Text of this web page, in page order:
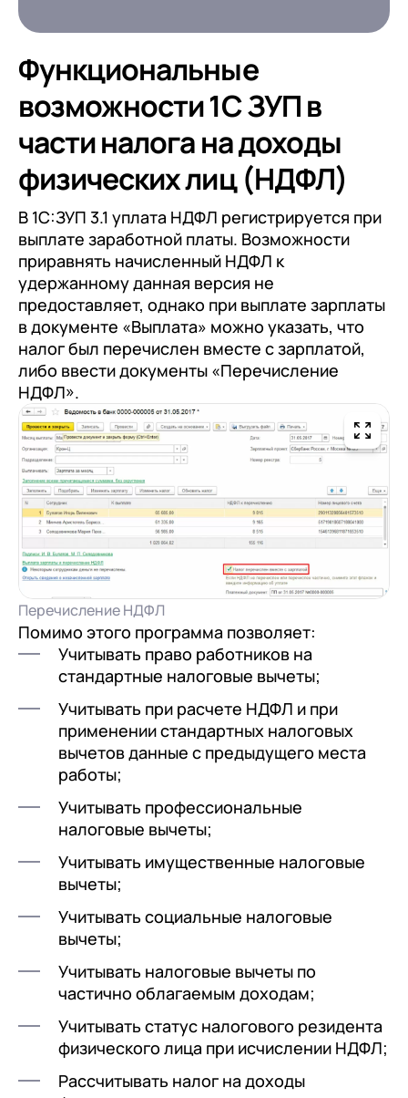
Функциональные
возможности 1С ЗУП в
части налога на доходы
физических лиц (НДФЛ)
В 1С:ЗУП 3.1 уплата НДФЛ регистрируется при
выплате заработной платы. Возможности
приравнять начисленный НДФЛ к
удержанному данная версия не
предоставляет, однако при выплате зарплаты
в документе «Выплата» можно указать, что
налог был перечислен вместе с зарплатой,
либо ввести документы «Перечисление
НДФЛ».
Перечисление НДФЛ
Помимо этого программа позволяет:
Учитывать право работников на
стандартные налоговые вычеты;
Учитывать при расчете НДФЛ и при
применении стандартных налоговых
вычетов данные с предыдущего места
работы;
Учитывать профессиональные
налоговые вычеты;
Учитывать имущественные налоговые
вычеты;
Учитывать социальные налоговые
вычеты;
Учитывать налоговые вычеты по
частично облагаемым доходам;
Учитывать статус налогового резидента
физического лица при исчислении НДФЛ;
Рассчитывать налог на доходы